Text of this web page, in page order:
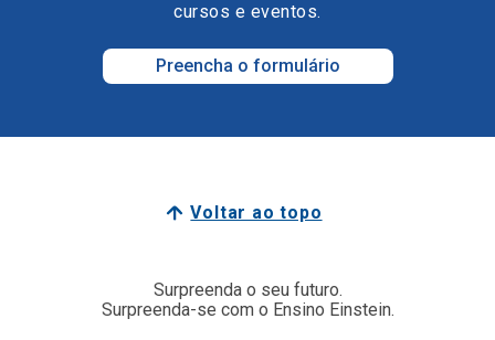
cursos e eventos.
Preencha o formulário
Voltar ao topo
Surpreenda o seu futuro.
Surpreenda-se com o Ensino Einstein.